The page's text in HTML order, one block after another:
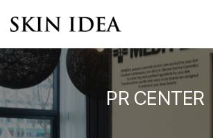
PR CENTER